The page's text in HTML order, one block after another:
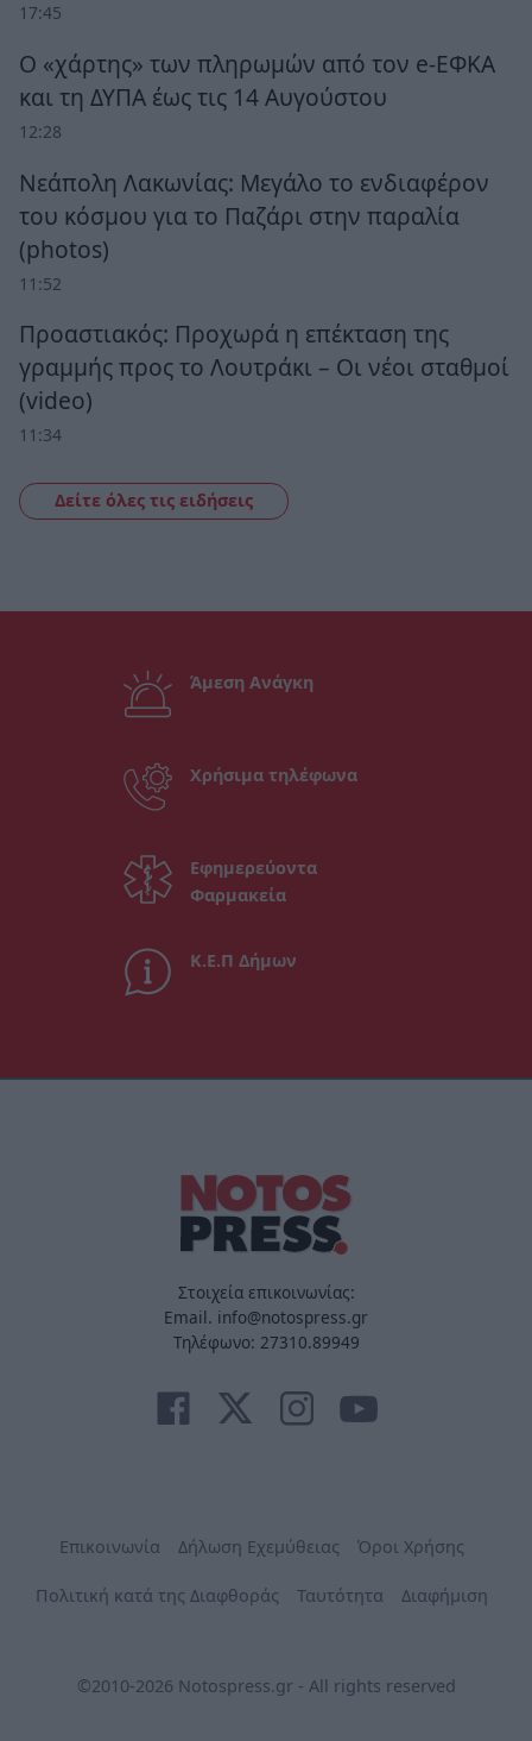
17:45
Ο «χάρτης» των πληρωμών από τον e-ΕΦΚΑ
και τη ΔΥΠΑ έως τις 14 Αυγούστου
12:28
Νεάπολη Λακωνίας: Μεγάλο το ενδιαφέρον
του κόσμου για το Παζάρι στην παραλία
(photos)
11:52
Προαστιακός: Προχωρά η επέκταση της
γραμμής προς το Λουτράκι – Οι νέοι σταθμοί
(video)
11:34
Δείτε όλες τις ειδήσεις
Άμεση Ανάγκη
Χρήσιμα τηλέφωνα
Εφημερεύοντα
Φαρμακεία
Κ.Ε.Π Δήμων
Στοιχεία επικοινωνίας:
Email. info@notospress.gr
Τηλέφωνο: 27310.89949
Επικοινωνία Δήλωση Εχεμύθειας Όροι Χρήσης
Πολιτική κατά της Διαφθοράς Ταυτότητα Διαφήμιση
©2010-2026 Notospress.gr - All rights reserved